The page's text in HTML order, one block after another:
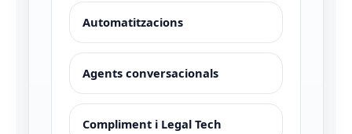
Automatitzacions
Agents conversacionals
Compliment i Legal Tech